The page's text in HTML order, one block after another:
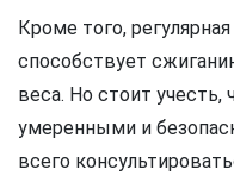
Кроме того,
способствует
веса. Но стоит
умеренными и
всего